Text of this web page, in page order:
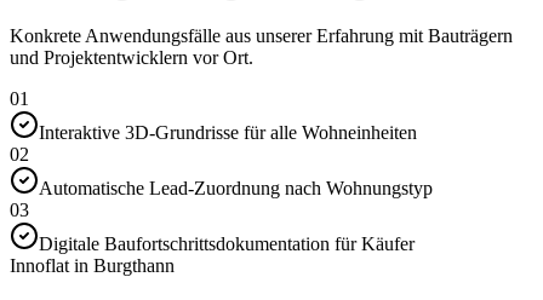
Konkrete Anwendungsfälle aus unserer Erfahrung mit Bauträgern
und Projektentwicklern vor Ort.
01
Interaktive 3D-Grundrisse für alle Wohneinheiten
02
Automatische Lead-Zuordnung nach Wohnungstyp
03
Digitale Baufortschrittsdokumentation für Käufer
Innoflat in Burgthann